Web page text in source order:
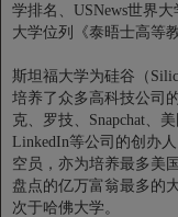
学排名、USNews世界
大学位列《泰晤士高等
斯坦福大学为硅谷（
培养了众多高科技公司
克、罗技、Snapchat、
LinkedIn等公司的创办
空员，亦为培养最多美
盘点的亿万富翁最多的
次于哈佛大学。